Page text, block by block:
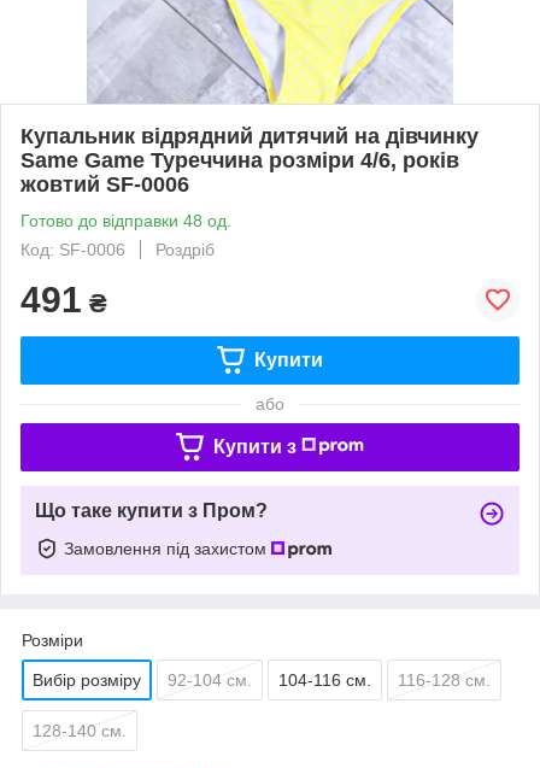
Купальник відрядний дитячий на дівчинку
Same Game Туреччина розміри 4/6, років
жовтий SF-0006
Готово до відправки 48 од.
Код: SF-0006
Роздріб
491 ₴
Купити
або
Купити з
Що таке купити з Пром?
Замовлення під захистом
Розміри
Вибір розміру 92-104 см. 104-116 см. 116-128 см.
128-140 см.